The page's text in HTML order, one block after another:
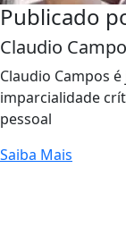
Publicado
Claudio
Claudio Campos
imparcialidade
pessoal
Saiba Mais